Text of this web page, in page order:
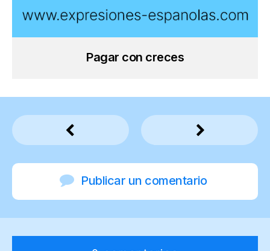
Pagar con creces
Publicar un comentario